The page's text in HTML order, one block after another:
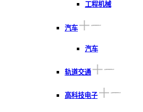
工程机械
汽车
汽车
轨道交通
高科技电子